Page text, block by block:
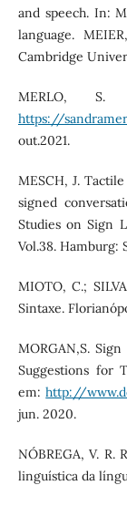
and speech. In:
language.
Cambridge
MERLO, S.
https://
out.2021.
MESCH, J.
signed
Studies on Sign
Vol.38. Hamburg:
MIOTO, C.;
Sintaxe.
MORGAN,S.
Suggestions for
em:http://
jun. 2020.
NÓBREGA, V. R.
linguística da